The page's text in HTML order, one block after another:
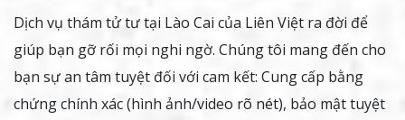
Dịch vụ thám tử tư tại Lào Cai của Liên Việt ra đời để
giúp bạn gỡ rối mọi nghi ngờ. Chúng tôi mang đến cho
bạn sự an tâm tuyệt đối với cam kết: Cung cấp bằng
chứng chính xác (hình ảnh/video rõ nét), bảo mật tuyệt